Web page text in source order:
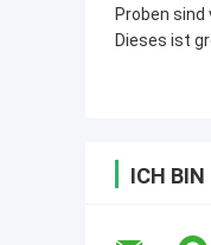
Proben
Dieses ist
ICH